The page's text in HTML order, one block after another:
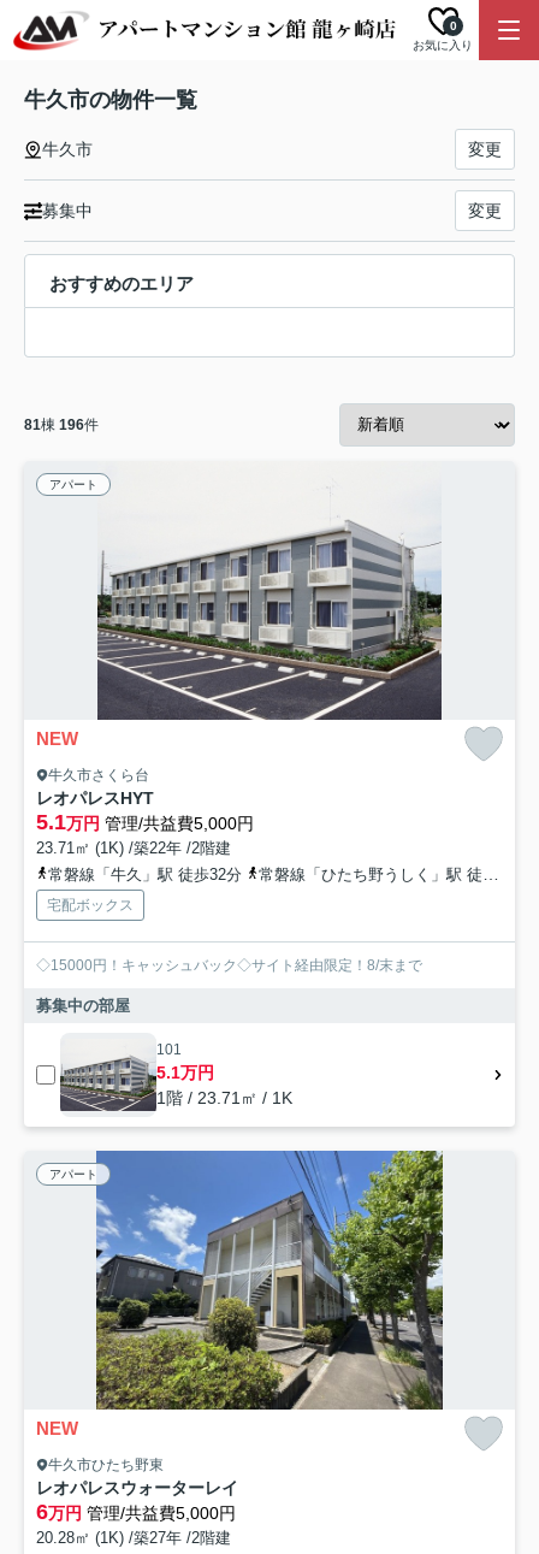
お気に入り
0
牛久市の物件一覧
牛久市 変更
募集中 変更
おすすめのエリア
81棟 196件
アパート
NEW
牛久市さくら台
レオパレスHYT
5.1万円 管理/共益費5,000円
23.71㎡ (1K) /築22年 /2階建
常磐線「牛久」駅 徒歩32分
常磐線「ひたち野うしく」駅 徒歩75分
宅配ボックス
◇15000円！キャッシュバック◇サイト経由限定！8/末まで
募集中の部屋
101
5.1万円
1階 / 23.71㎡ / 1K
アパート
NEW
牛久市ひたち野東
レオパレスウォーターレイ
6万円 管理/共益費5,000円
20.28㎡ (1K) /築27年 /2階建